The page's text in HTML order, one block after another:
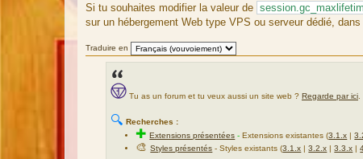
e
Si tu souhaites modifier la valeur de
sur un hébergement Web type VPS ou serveur dédié,
Traduire en
Tu as un forum et tu veux aussi un site web ? Regarde par ici.
🔍 Recherches :
✚Extensions présentées - Extensions existantes (3.1.x |
🎨Styles présentés - Styles existants (3.1.x |3.2.x |3.3.x |